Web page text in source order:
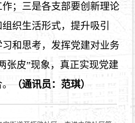
；三是各支部要创新理论
织生活形式，提升吸引
和思考，发挥党建对业务
张皮”现象，真正实现党建
（通讯员：范琪）